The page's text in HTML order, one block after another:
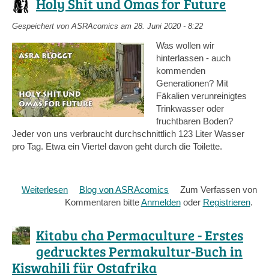
der
Zeit
entgegen
Gespeichert vonASRAcomics am 28. Juni 2020 - 8:22
Was wollen wir
hinterlassen - auch
kommenden
Generationen? Mit
Fäkalien verunreinigtes
Trinkwasser oder
fruchtbaren Boden?
Jeder von uns verbraucht durchschnittlich 123 Liter Wasser
pro Tag. Etwa ein Viertel davon geht durch die Toilette.
Weiterlesen über
Holy
Omas
for
Future
Blog von ASRAcomics
Zum Verfassen von
Kommentaren bitteAnmeldenoder Registrieren.
Kitabu cha Permaculture - Erstes
gedrucktes Permakultur-Buch in
Kiswahili für Ostafrika